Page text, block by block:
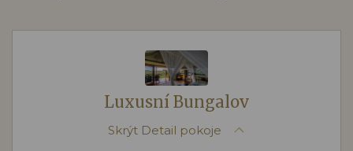
Luxusní Bungalov
Skrýt Detail pokoje